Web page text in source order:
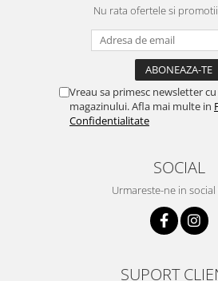
Nu rata ofertele si
Vreau sa primesc newsletter
magazinului. Afla mai multe in
Confidentialitate
SOCIAL
Urmareste-ne in
SUPORT